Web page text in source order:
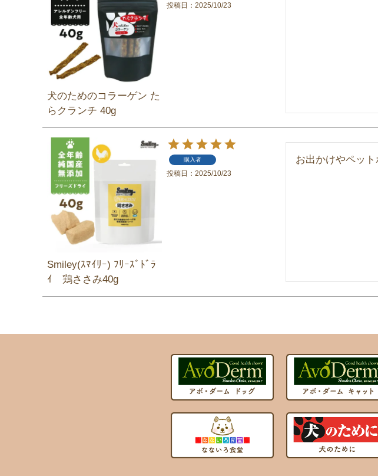
犬のためのコラーゲン た
らクランチ 40g
投稿日 2025/10/23
Smiley(ｽﾏｲﾘｰ) ﾌﾘｰｽﾞﾄﾞﾗ
ｲ 鶏ささみ40g
購入者
投稿日 2025/10/23
お出かけやペット